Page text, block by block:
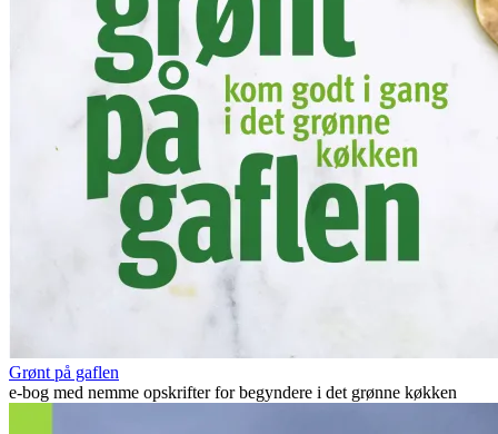
Grønt på gaflen
e-bog med nemme opskrifter for begyndere i det grønne køkken